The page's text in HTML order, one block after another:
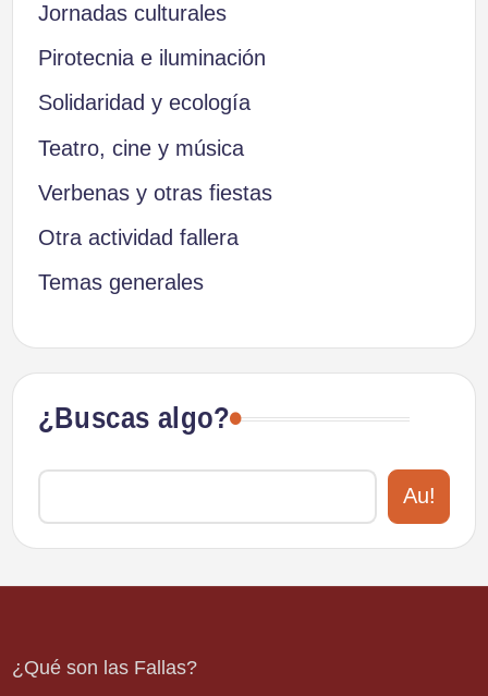
Jornadas culturales
Pirotecnia e iluminación
Solidaridad y ecología
Teatro, cine y música
Verbenas y otras fiestas
Otra actividad fallera
Temas generales
¿Buscas algo?
Au!
¿Qué son las Fallas?